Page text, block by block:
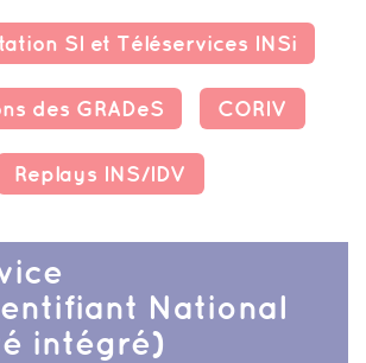
SI et Téléservices INSi
des GRADeS CORIV
Replays INS/IDV
National
intégré)